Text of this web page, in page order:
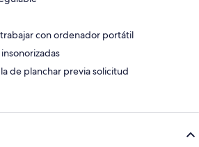
con ordenador portátil
de planchar previa solicitud